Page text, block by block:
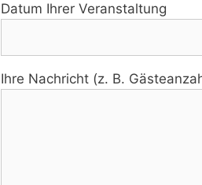
Datum Ihrer Veranstaltung
Ihre Nachricht (z. B.